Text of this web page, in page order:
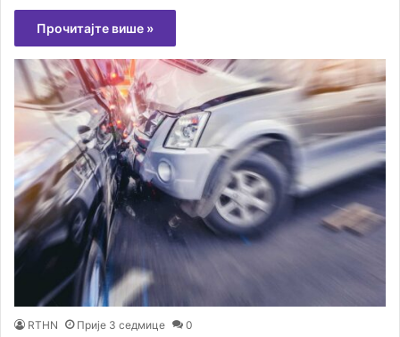
Прочитајте више »
RTHN Прије 3 седмице 0